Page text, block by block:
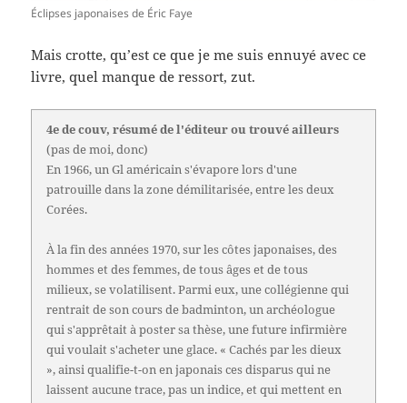
Éclipses japonaises de Éric Faye
Mais crotte, qu’est ce que je me suis ennuyé avec ce
livre, quel manque de ressort, zut.
4e de couv, résumé de l'éditeur ou trouvé ailleurs
(pas de moi, donc)
En 1966, un Gl américain s'évapore lors d'une
patrouille dans la zone démilitarisée, entre les deux
Corées.
À la fin des années 1970, sur les côtes japonaises, des
hommes et des femmes, de tous âges et de tous
milieux, se volatilisent. Parmi eux, une collégienne qui
rentrait de son cours de badminton, un archéologue
qui s'apprêtait à poster sa thèse, une future infirmière
qui voulait s'acheter une glace. « Cachés par les dieux
», ainsi qualifie-t-on en japonais ces disparus qui ne
laissent aucune trace, pas un indice, et qui mettent en